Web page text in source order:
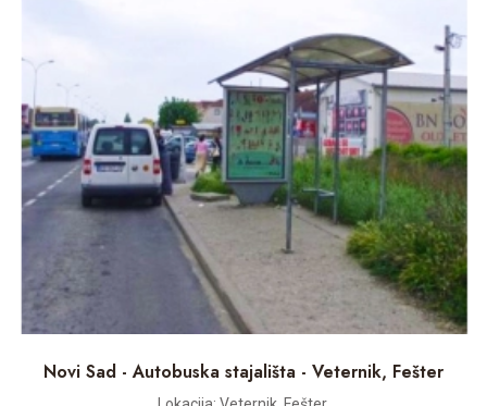
Novi Sad - Autobuska stajališta - Veternik, Fešter